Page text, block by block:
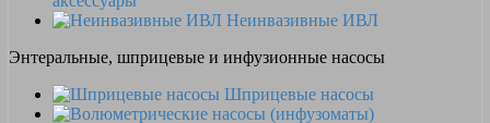
Неинвазивные ИВЛ
Энтеральные, шприцевые и инфузионные насосы
Шприцевые насосы